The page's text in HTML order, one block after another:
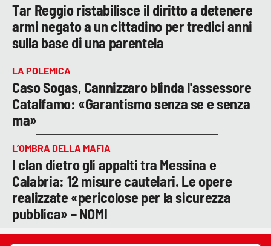
Tar Reggio ristabilisce il diritto a detenere
armi negato a un cittadino per tredici anni
sulla base di una parentela
LA POLEMICA
Caso Sogas, Cannizzaro blinda l'assessore
Catalfamo: «Garantismo senza se e senza
ma»
L’OMBRA DELLA MAFIA
I clan dietro gli appalti tra Messina e
Calabria: 12 misure cautelari. Le opere
realizzate «pericolose per la sicurezza
pubblica» – NOMI